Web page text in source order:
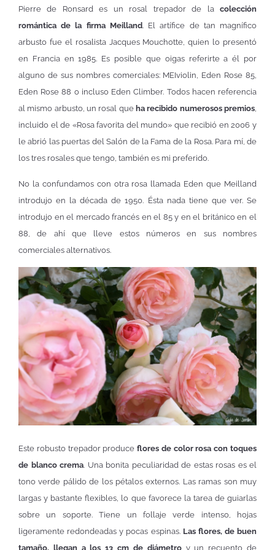
Pierre de Ronsard es un rosal trepador de la colección
romántica de la firma Meilland. El artífice de tan magnífico
arbusto fue el rosalista Jacques Mouchotte, quien lo presentó
en Francia en 1985. Es posible que oigas referirte a él por
alguno de sus nombres comerciales: MEIviolin, Eden Rose 85,
Eden Rose 88 o incluso Eden Climber. Todos hacen referencia
al mismo arbusto, un rosal que ha recibido numerosos premios,
incluido el de «Rosa favorita del mundo» que recibió en 2006 y
le abrió las puertas del Salón de la Fama de la Rosa. Para mí, de
los tres rosales que tengo, también es mi preferido.
No la confundamos con otra rosa llamada Eden que Meilland
introdujo en la década de 1950. Ésta nada tiene que ver. Se
introdujo en el mercado francés en el 85 y en el británico en el
88, de ahí que lleve estos números en sus nombres
comerciales alternativos.
Este robusto trepador produceflores de color rosa con toques
de blanco crema. Una bonita peculiaridad de estas rosas es el
tono verde pálido de los pétalos externos. Las ramas son muy
largas y bastante flexibles, lo que favorece la tarea de guiarlas
sobre un soporte. Tiene un follaje verde intenso, hojas
ligeramente redondeadas y pocas espinas. Las flores, de buen
tamaño, llegan a los 13 cm de diámetroy un recuento de